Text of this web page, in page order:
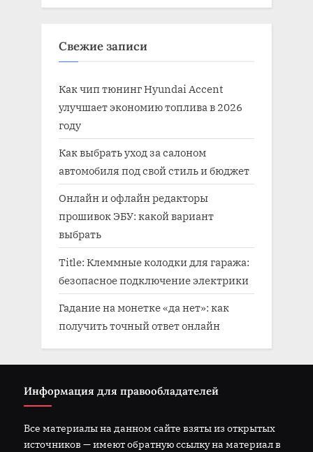
Свежие записи
Как чип тюнинг Hyundai Accent
улучшает экономию топлива в 2026
году
Как выбрать уход за салоном
автомобиля под свой стиль и бюджет
Онлайн и офлайн редакторы
прошивок ЭБУ: какой вариант
выбрать
Title: Клеммные колодки для гаража:
безопасное подключение электрики
Гадание на монетке «да нет»: как
получить точный ответ онлайн
Информация для правообладателей
Все материалы на данном сайте взяты из открытых
источников — имеют обратную ссылку на материал в